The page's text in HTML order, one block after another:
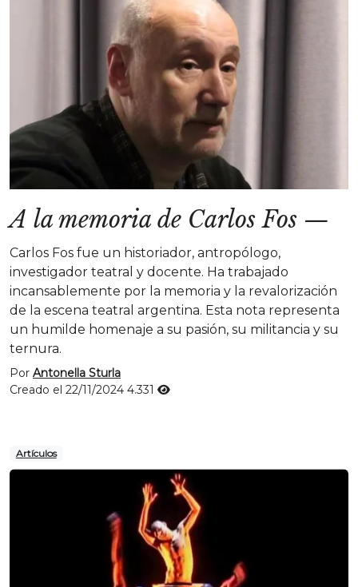
A la memoria de Carlos Fos —
Carlos Fos fue un historiador, antropólogo,
investigador teatral y docente. Ha trabajado
incansablemente por la memoria y la revalorización
de la escena teatral argentina. Esta nota representa
un humilde homenaje a su pasión, su militancia y su
ternura.
Por Antonella Sturla
Creado el 22/11/2024 4.331
Artículos